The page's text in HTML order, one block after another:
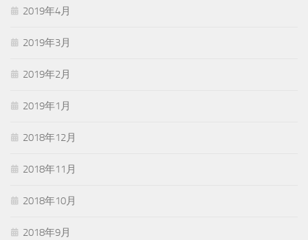
2019年4月
2019年3月
2019年2月
2019年1月
2018年12月
2018年11月
2018年10月
2018年9月